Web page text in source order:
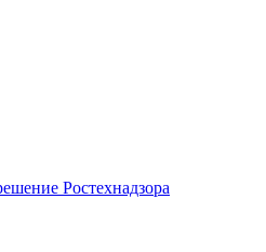
Ростехнадзора